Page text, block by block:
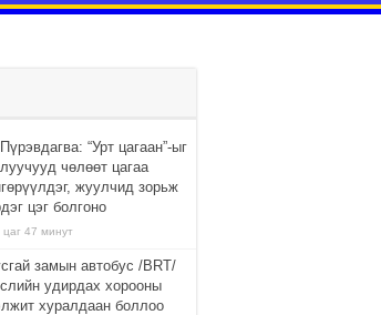
“Урт цагаан”-ыг
чөлөөт цагаа
жуулчид зорьж
цэг болгоно
47 минут
замын автобус /BRT/
удирдах хорооны
хуралдаан боллоо